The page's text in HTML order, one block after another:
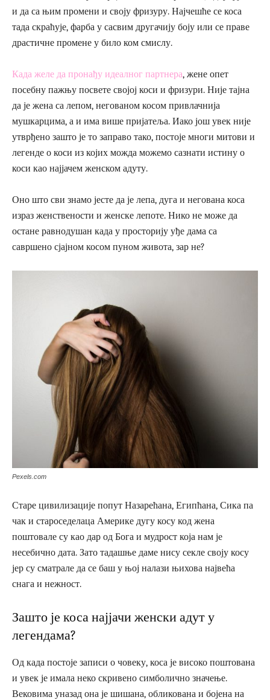
и да са њим промени и своју фризуру. Најчешће се коса
тада скраћује, фарба у сасвим другачију боју или се праве
драстичне промене у било ком смислу.
Када желе да пронађу идеалног партнера, жене опет
посебну пажњу посвете својој коси и фризури. Није тајна
да је жена са лепом, негованом косом привлачнија
мушкарцима, а и има више пријатеља. Иако још увек није
утврђено зашто је то заправо тако, постоје многи митови и
легенде о коси из којих можда можемо сазнати истину о
коси као најјачем женском адуту.
Оно што сви знамо јесте да је лепа, дуга и негована коса
израз женствености и женске лепоте. Нико не може да
остане равнодушан када у просторију уђе дама са
савршено сјајном косом пуном живота, зар не?
Pexels.com
Старе цивилизације попут Назарећана, Египћана, Сика па
чак и староседелаца Америке дугу косу код жена
поштовале су као дар од Бога и мудрост која нам је
несебично дата. Зато тадашње даме нису секле своју косу
јер су сматрале да се баш у њој налази њихова највећа
снага и нежност.
Зашто је коса најјачи женски адут у
легендама?
Од када постоје записи о човеку, коса је високо поштована
и увек је имала неко скривено симболично значење.
Вековима уназад она је шишана, обликована и бојена на